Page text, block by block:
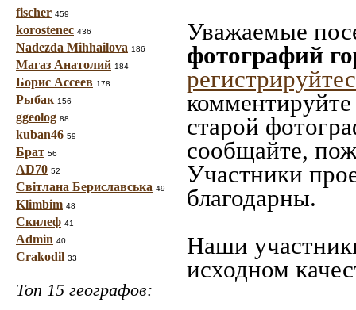
fischer 459
korostenec 436
Nadezda Mihhailova 186
Магаз Анатолий 184
Борис Ассеев 178
Рыбак 156
ggeolog 88
kuban46 59
Брат 56
AD70 52
Світлана Бериславська 49
Klimbim 48
Скилеф 41
Admin 40
Crakodil 33
Топ 15 географов:
Уважаемые
фотографий
старой
сообщайте,
Участники
благодарны.
Наши
исходном